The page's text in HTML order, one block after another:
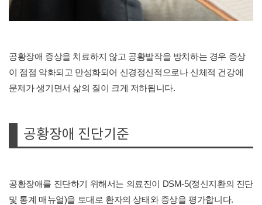
공황장애 증상을 치료하지 않고 공황발작을 방치하는 경우 증상
이 점점 악화되고 만성화되어 신경정신적으로나 신체적 건강에
문제가 생기면서 삶의 질이 크게 저하됩니다.
공황장애 진단기준
공황장애를 진단하기 위해서는 의료진이 DSM-5(정신지환의 진단
및 통계 매뉴얼)을 토대로 환자의 상태와 증상을 평가합니다.